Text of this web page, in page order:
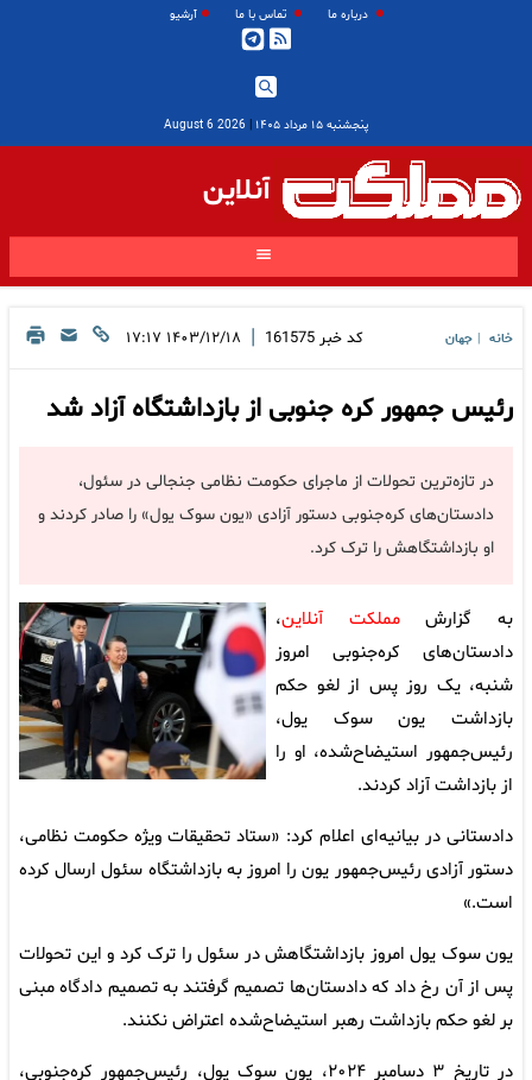
درباره ما تماس با ما آرشیو
پنجشنبه ۱۵ مرداد ۱۴۰۵ |
2026 August 6
آنلاین
خانه جهان کد خبر 161575
| ۱۴۰۳/۱۲/۱۸ ۱۷:۱۷
رئیس جمهور کره جنوبی از بازداشتگاه آزاد شد
در تازه‌ترین تحولات از ماجرای حکومت نظامی جنجالی در سئول،
دادستان‌های کره‌جنوبی دستور آزادی «یون سوک یول» را صادر کردند و
او بازداشتگاهش را ترک کرد.
به گزارشمملکت آنلاین،
دادستان‌های کره‌جنوبی امروز
شنبه، یک روز پس از لغو حکم
بازداشت یون سوک یول،
رئیس‌جمهور استیضاح‌شده، او را
از بازداشت آزاد کردند.
دادستانی در بیانیه‌ای اعلام کرد: «ستاد تحقیقات ویژه حکومت نظامی،
دستور آزادی رئیس‌جمهور یون را امروز به بازداشتگاه سئول ارسال کرده
است.»
یون سوک یول امروز بازداشتگاهش در سئول را ترک کرد و این تحولات
پس از آن رخ داد که دادستان‌ها تصمیم گرفتند به تصمیم دادگاه مبنی
بر لغو حکم بازداشت رهبر استیضاح‌شده اعتراض نکنند.
در تاریخ ۳ دسامبر ۲۰۲۴، یون سوک یول، رئیس‌جمهور کره‌جنوبی،